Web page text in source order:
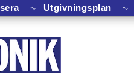
⏦ Utgivningsplan ⏦